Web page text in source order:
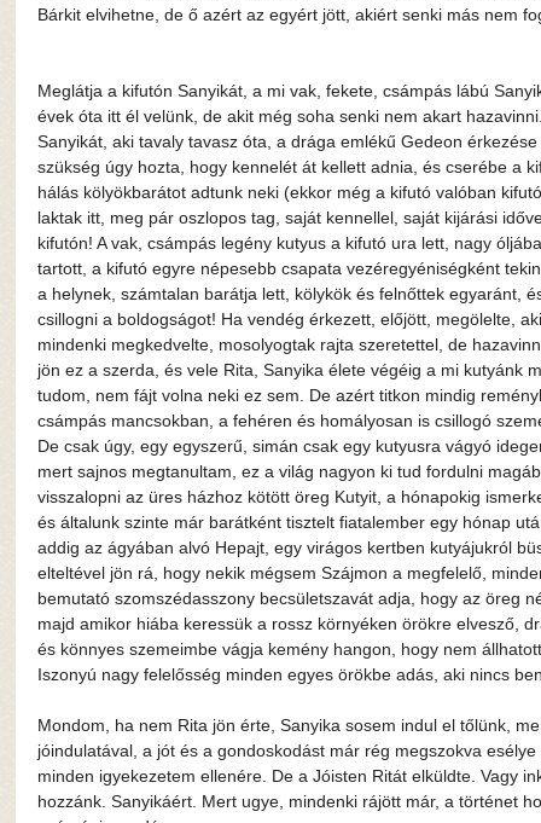
Bárkit elvihetne, de ő azért az egyért jött, akiért senki más nem
Meglátja a kifutón Sanyikát, a mi vak, fekete, csámpás lábú
évek óta itt él velünk, de akit még soha senki nem akart
Sanyikát, aki tavaly tavasz óta, a drága emlékű Gedeon
szükség úgy hozta, hogy kennelét át kellett adnia, és cserébe a
hálás kölyökbarátot adtunk neki (ekkor még a kifutó valóban
laktak itt, meg pár oszlopos tag, saját kennellel, saját kijárási
kifutón! A vak, csámpás legény kutyus a kifutó ura lett, nagy
tartott, a kifutó egyre népesebb csapata vezéregyéniségként
a helynek, számtalan barátja lett, kölykök és felnőttek egyaránt,
csillogni a boldogságot! Ha vendég érkezett, előjött, megölelte,
mindenki megkedvelte, mosolyogtak rajta szeretettel, de
jön ez a szerda, és vele Rita, Sanyika élete végéig a mi kutyánk
tudom, nem fájt volna neki ez sem. De azért titkon mindig
csámpás mancsokban, a fehéren és homályosan is csillogó
De csak úgy, egy egyszerű, simán csak egy kutyusra vágyó
mert sajnos megtanultam, ez a világ nagyon ki tud fordulni
visszalopni az üres házhoz kötött öreg Kutyit, a hónapokig
és általunk szinte már barátként tisztelt fiatalember egy hónap
addig az ágyában alvó Hepajt, egy virágos kertben kutyájukról
elteltével jön rá, hogy nekik mégsem Szájmon a megfelelő,
bemutató szomszédasszony becsületszavát adja, hogy az öreg
majd amikor hiába keressük a rossz környéken örökre elvesző,
és könnyes szemeimbe vágja kemény hangon, hogy nem
Iszonyú nagy felelősség minden egyes örökbe adás, aki nincs
Mondom, ha nem Rita jön érte, Sanyika sosem indul el tőlünk,
jóindulatával, a jót és a gondoskodást már rég megszokva
minden igyekezetem ellenére. De a Jóisten Ritát elküldte. Vagy
hozzánk. Sanyikáért. Mert ugye, mindenki rájött már, a történet